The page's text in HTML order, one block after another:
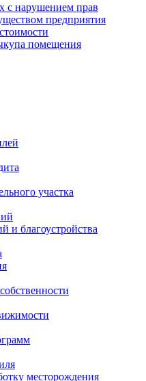
с нарушением прав
предприятия
помещения
участка
и благоустройства
месторождения